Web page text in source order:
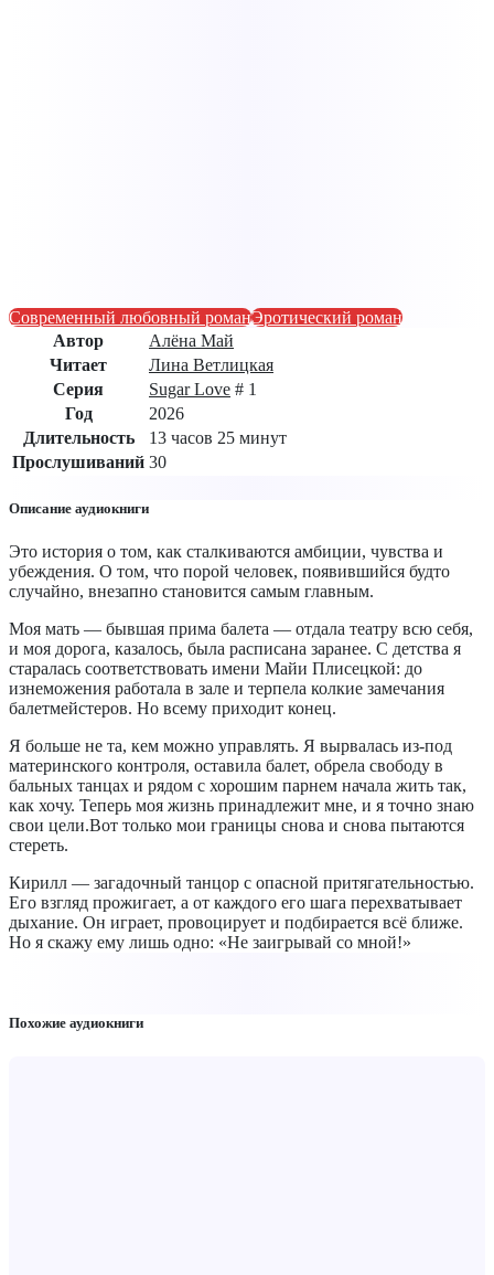
Современный любовный романЭротический роман
Автор
Алёна Май
Читает
Лина Ветлицкая
Серия
Sugar Love # 1
Год
2026
Длительность
13 часов 25 минут
Прослушиваний 30
Описание аудиокниги
Это история о том, как сталкиваются амбиции, чувства и
убеждения. О том, что порой человек, появившийся будто
случайно, внезапно становится самым главным.
Моя мать — бывшая прима балета — отдала театру всю себя,
и моя дорога, казалось, была расписана заранее. С детства я
старалась соответствовать имени Майи Плисецкой: до
изнеможения работала в зале и терпела колкие замечания
балетмейстеров. Но всему приходит конец.
Я больше не та, кем можно управлять. Я вырвалась из-под
материнского контроля, оставила балет, обрела свободу в
бальных танцах и рядом с хорошим парнем начала жить так,
как хочу. Теперь моя жизнь принадлежит мне, и я точно знаю
свои цели.Вот только мои границы снова и снова пытаются
стереть.
Кирилл — загадочный танцор с опасной притягательностью.
Его взгляд прожигает, а от каждого его шага перехватывает
дыхание. Он играет, провоцирует и подбирается всё ближе.
Но я скажу ему лишь одно: «Не заигрывай со мной!»
Похожие аудиокниги